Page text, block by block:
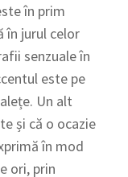
în prim
în jurul celor
senzuale în
este pe
Un alt
și că o ocazie
în mod
ori, prin